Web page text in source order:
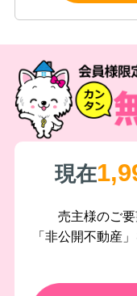
現在
売主様のご
「非公開不動産